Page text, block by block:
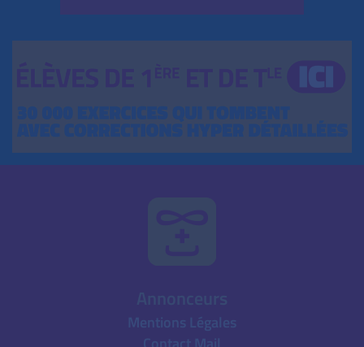
Mentions Légales